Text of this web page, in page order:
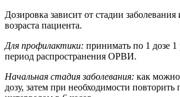
Дозировка зависит от стадии заболевания
возраста пациента.
Для профилактики: принимать по 1 дозе 1
период распространения ОРВИ.
Начальная стадия заболевания: как
дозу, затем при необходимости повторить